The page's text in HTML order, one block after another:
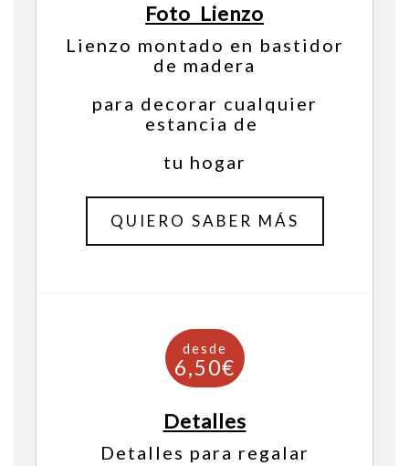
desde
Foto Lienzo
Lienzo montado en bastidor
de madera
para decorar cualquier
estancia de
tu hogar
QUIERO SABER MÁS
Detalles
Detalles para regalar